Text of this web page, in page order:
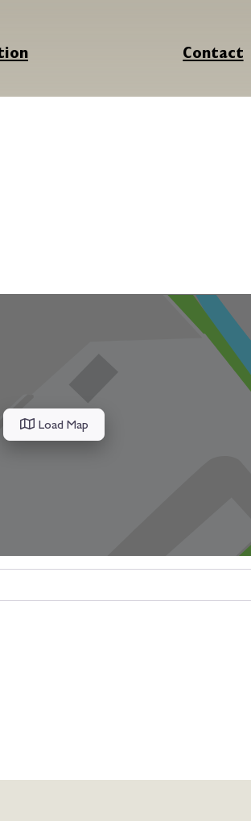
Contact
Load Map